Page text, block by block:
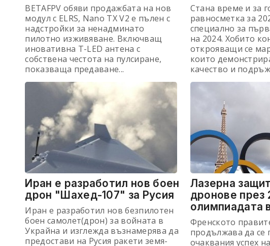
BETAFPV обяви продажбата на нов
модул с ELRS, Nano TX V2 е пълен с
надстройки за ненадминато
пилотно изживяване. Включващ
иновативна T-LED антена с
собствена честота на пулсиране,
показваща предаване...
Стана време и за
равносметка за
специално за
на 2024. Хобито
открояващи се
които
качество и
Иран е разработил нов боен
дрон "Шахед-107" за Русия
Иран е разработил нов безпилотен
боен самолет(дрон) за войната в
Украйна и изглежда възнамерява да
предостави на Русия ракети земя-
Лазерна
дронове през
олимпиадата
Френското
продължава да се
очаквания успех